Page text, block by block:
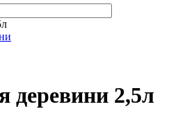
деревини 2,5л